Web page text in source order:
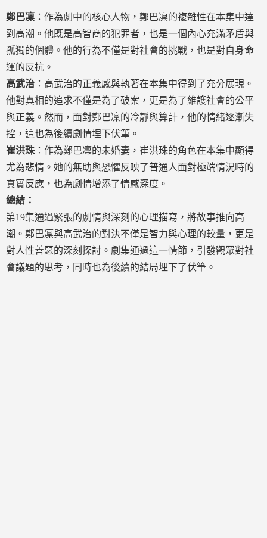
鄭巴凜 ：作為劇中的核心人物，鄭巴凜的複雜性在本集中達
到高潮。他既是高智商的犯罪者，也是一個內心充滿矛盾與
孤獨的個體。他的行為不僅是對社會的挑戰，也是對自身命
運的反抗。
高武治 ：高武治的正義感與執著在本集中得到了充分展現。
他對真相的追求不僅是為了破案，更是為了維護社會的公平
與正義。然而，面對鄭巴凜的冷靜與算計，他的情緒逐漸失
控，這也為後續劇情埋下伏筆。
崔洪珠 ：作為鄭巴凜的未婚妻，崔洪珠的角色在本集中顯得
尤為悲情。她的無助與恐懼反映了普通人面對極端情況時的
真實反應，也為劇情增添了情感深度。
總結：
第19集通過緊張的劇情與深刻的心理描寫，將故事推向高
潮。鄭巴凜與高武治的對決不僅是智力與心理的較量，更是
對人性善惡的深刻探討。劇集通過這一情節，引發觀眾對社
會議題的思考，同時也為後續的結局埋下了伏筆。